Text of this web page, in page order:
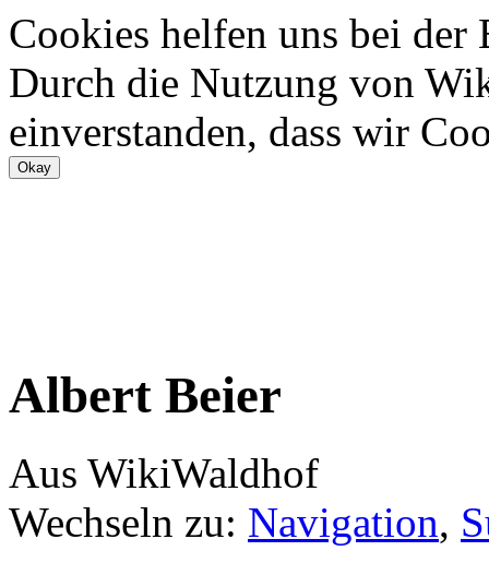
Cookies helfen uns bei
Durch die Nutzung von
einverstanden, dass wir
Albert Beier
Aus WikiWaldhof
Wechseln zu: Navigation,